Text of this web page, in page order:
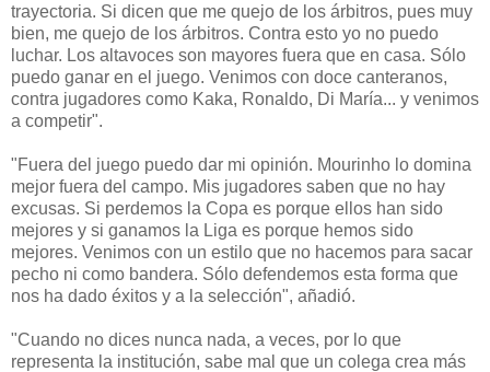
trayectoria. Si dicen que me quejo de los árbitros, pues muy
bien, me quejo de los árbitros. Contra esto yo no puedo
luchar. Los altavoces son mayores fuera que en casa. Sólo
puedo ganar en el juego. Venimos con doce canteranos,
contra jugadores como Kaka, Ronaldo, Di María... y venimos
a competir".
"Fuera del juego puedo dar mi opinión. Mourinho lo domina
mejor fuera del campo. Mis jugadores saben que no hay
excusas. Si perdemos la Copa es porque ellos han sido
mejores y si ganamos la Liga es porque hemos sido
mejores. Venimos con un estilo que no hacemos para sacar
pecho ni como bandera. Sólo defendemos esta forma que
nos ha dado éxitos y a la selección", añadió.
"Cuando no dices nunca nada, a veces, por lo que
representa la institución, sabe mal que un colega crea más